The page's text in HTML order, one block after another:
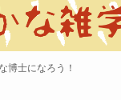
博士になろう！